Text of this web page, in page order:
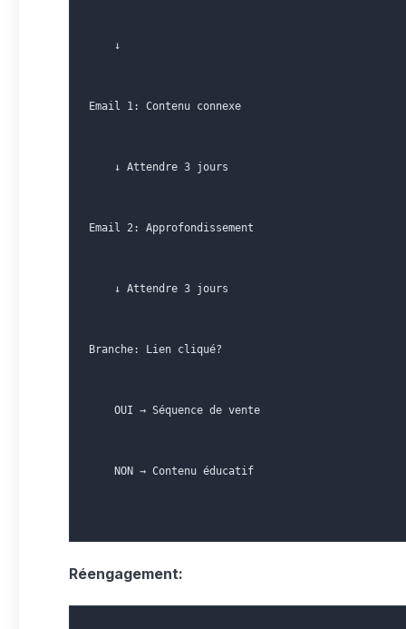
    ↓
Email 1: Contenu connexe
    ↓ Attendre 3 jours
Email 2: Approfondissement
    ↓ Attendre 3 jours
Branche: Lien cliqué?
    OUI → Séquence de vente
    NON → Contenu éducatif
Réengagement: